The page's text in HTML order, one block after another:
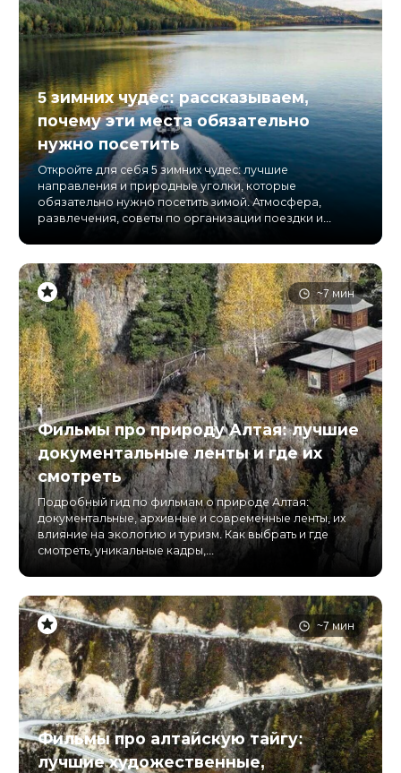
5 зимних чудес: рассказываем,
почему эти места обязательно
нужно посетить
Откройте для себя 5 зимних чудес: лучшие
направления и природные уголки, которые
обязательно нужно посетить зимой. Атмосфера,
развлечения, советы по организации поездки и...
~7 мин
Фильмы про природу Алтая: лучшие
документальные ленты и где их
смотреть
Подробный гид по фильмам о природе Алтая:
документальные, архивные и современные ленты, их
влияние на экологию и туризм. Как выбрать и где
смотреть, уникальные кадры,...
~7 мин
Фильмы про алтайскую тайгу:
лучшие художественные,